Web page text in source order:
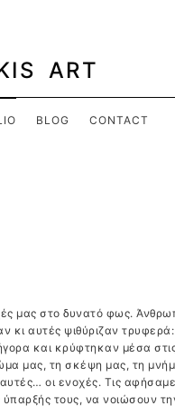
ART
BLOG CONTACT
μας στο δυνατό φως.
κι αυτές ψιθύριζαν
και κρύφτηκαν μέσα
μας, τη σκέψη μας, τη
οι ενοχές. Τις αφήσαμε
τους, να νοιώσουν